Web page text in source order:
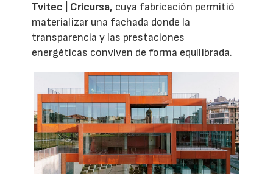
Tvitec | Cricursa, cuya fabricación permitió
materializar una fachada donde la
transparencia y las prestaciones
energéticas conviven de forma equilibrada.